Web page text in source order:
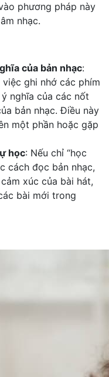
phương pháp này
nhạc.
của bản nhạc:
ghi nhớ các phím
nghĩa của các nốt
bản nhạc. Điều này
một phần hoặc gặp
học: Nếu chỉ “học
cách đọc bản nhạc,
xúc của bài hát,
bài mới trong